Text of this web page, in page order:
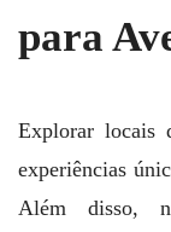
para
Explorar locais
experiências
Além disso,